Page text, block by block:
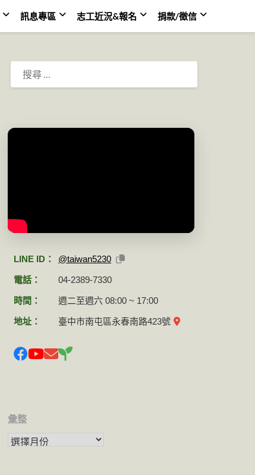
訊息專區 志工近況&報名 捐款/徵信
搜
尋：
LINE ID： @taiwan5230
電話： 04-2389-7330
時間： 週二至週六 08:00 ~ 17:00
地址： 臺中市南屯區永春南路423號
彙整
彙整